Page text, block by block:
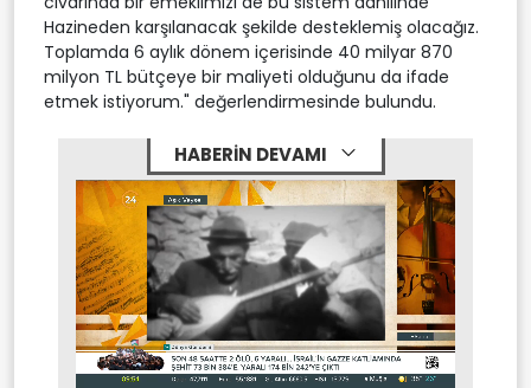
Hazineden karşılanacak şekilde desteklemiş olacağız.
Toplamda 6 aylık dönem içerisinde 40 milyar 870
milyon TL bütçeye bir maliyeti olduğunu da ifade
etmek istiyorum." değerlendirmesinde bulundu.
HABERİN DEVAMI
Mute Stream